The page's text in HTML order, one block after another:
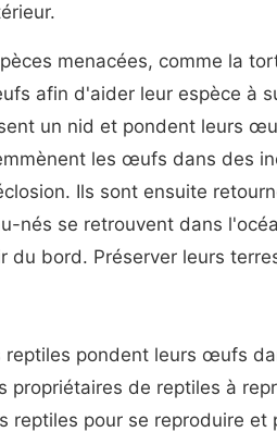
menacées, comme la
afin d'aider leur espèce à
un nid et pondent leurs
les œufs dans des
Ils sont ensuite
nés se retrouvent dans
du bord. Préserver leurs
reptiles pondent leurs œufs
propriétaires de reptiles à
reptiles pour se reproduire